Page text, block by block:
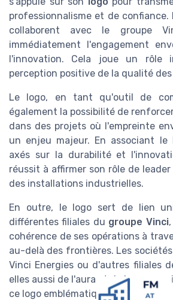
professionnalisme et de confiance.
collaborent avec le groupe
immédiatement l'engagement
l'innovation. Cela joue un rôle
perception positive de la qualité
Le logo, en tant qu'outil de
également la possibilité de
dans des projets où l'empreinte
un enjeu majeur. En associant
axés sur la durabilité et
réussit à affirmer son rôle de
des installations industrielles.
En outre, le logo sert de lien
différentes filiales du groupe Vinci
cohérence de ses opérations à
au-delà des frontières. Les
Vinci Energies ou d'autres filiales
elles aussi de l'aura et de la
ce logo emblématique.